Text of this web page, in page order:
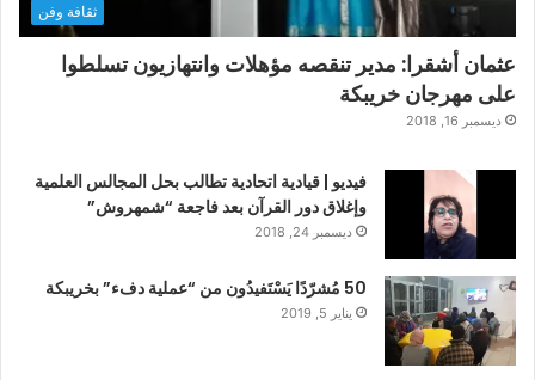
ثقافة وفن
عثمان أشقرا: مدير تنقصه مؤهلات وانتهازيون تسلطوا
على مهرجان خريبكة
ديسمبر 16, 2018
فيديو | قيادية اتحادية تطالب بحل المجالس العلمية
وإغلاق دور القرآن بعد فاجعة “شمهروش”
ديسمبر 24, 2018
50 مُشرّدًا يَسْتَفيدُون من “عملية دفء” بخريبكة
يناير 5, 2019